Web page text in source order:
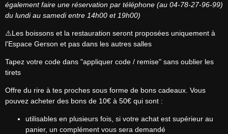
également faire une réservation par téléphone (au 04-78-27-96-99)
du lundi au samedi entre 14h00 et 19h00)
⚠️Les boissons et la restauration seront proposées uniquement à
l'Espace Gerson et pas dans les autres salles
Tapez votre code dans "appliquer code / remise" sans oublier les
tirets
Offre du rire à tes proches sous forme de bons cadeaux. Vous
pouvez acheter des bons de 10€ à 50€ qui sont :
utilisables en plusieurs fois, si votre achat est supérieur au
panier, un complément vous sera demandé